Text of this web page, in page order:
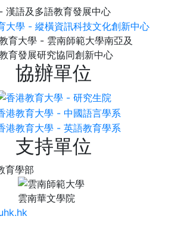
協辦單位
支持單位